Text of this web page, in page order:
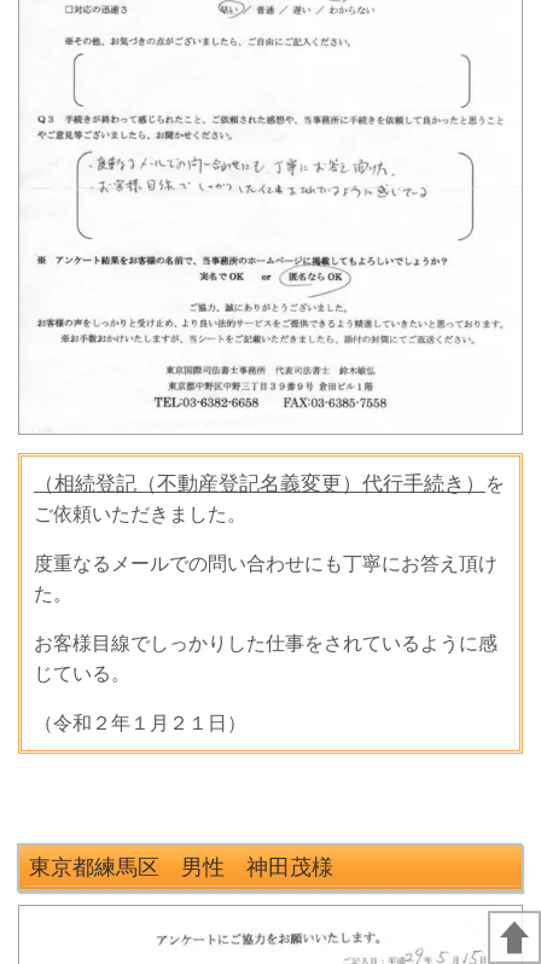
（相続登記（不動産登記名義変更）代行手続き）
を
ご依頼いただきました。
度重なるメールでの問い合わせにも丁寧にお答え頂け
た。
お客様目線でしっかりした仕事をされているように感
じている。
（令和２年１月２１日）
東京都練馬区 男性 神田茂様